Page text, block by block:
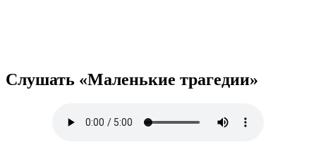
Слушать «Маленькие трагедии»